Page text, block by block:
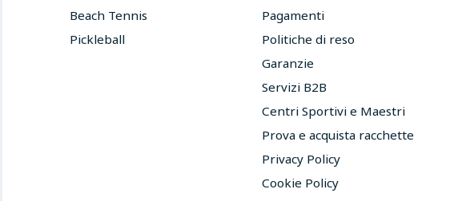
Beach Tennis
Pickleball
Pagamenti
Politiche di reso
Garanzie
Servizi B2B
Centri Sportivi e Maestri
Prova e acquista racchette
Privacy Policy
Cookie Policy